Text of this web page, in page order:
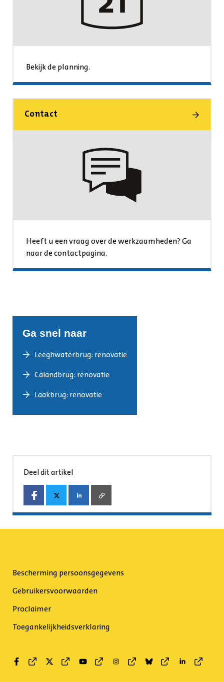
Bekijk de planning.
Contact
Heeft u een vraag over de werkzaamheden? Ga
naar de contactpagina.
Ga snel naar
Leeghwaterbrug: renovatie
Calandbrug: renovatie
Laakbrug: renovatie
Deel dit artikel
Bescherming persoonsgegevens
Gebruikersvoorwaarden
Proclaimer
Toegankelijkheidsverklaring
Facebook Twitter Youtube InstagramBluesky Linkedin